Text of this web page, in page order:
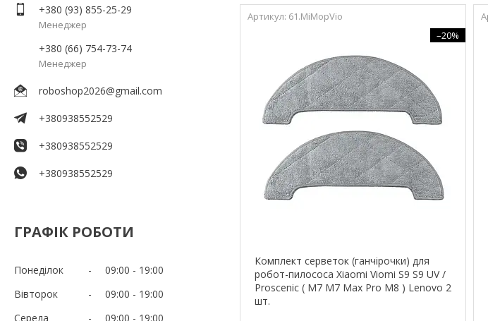
+380 (93) 855-25-29
Менеджер
+380 (66) 754-73-74
Менеджер
roboshop2026@gmail.com
+380938552529
+380938552529
+380938552529
ГРАФІК РОБОТИ
Понеділок 09:00
19:00
Вівторок
09:00
19:00
Середа
09:00
19:00
61.MiMopVio
–20%
Комплект серветок (ганчірочки) для
робот-пилососа Xiaomi Viomi S9 S9 UV /
Proscenic ( M7 M7 Max Pro M8 ) Lenovo 2
шт.